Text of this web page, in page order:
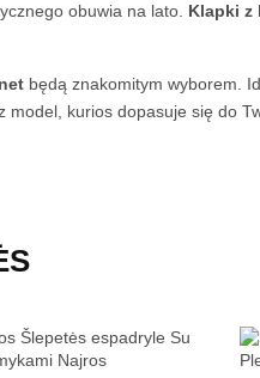
obuwia na lato. Klapki z
będą znakomitym wyborem.
model, kurios dopasuje się do